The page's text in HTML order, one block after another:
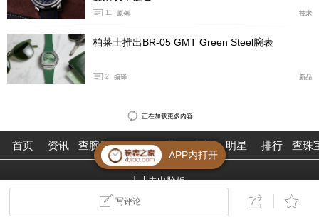
11 原创 技术
柏莱士推出BR-05 GMT Green Steel腕表
2 编译 新品
正在加载更多内容
写评论
首页 资讯 查腕表 论坛 作业 明星 排行 查珠
去电脑版
©2026腕表之家 m.xbiao.com
APP内打开